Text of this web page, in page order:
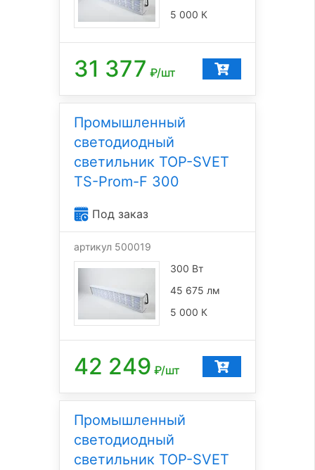
5 000 К
31 377 ₽/шт
Промышленный
светодиодный
светильник TOP-SVET
TS-Prom-F 300
Под заказ
артикул 500019
300 Вт
45 675 лм
5 000 К
42 249 ₽/шт
Промышленный
светодиодный
светильник TOP-SVET